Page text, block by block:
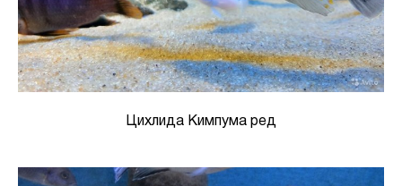
Цихлида Кимпума ред